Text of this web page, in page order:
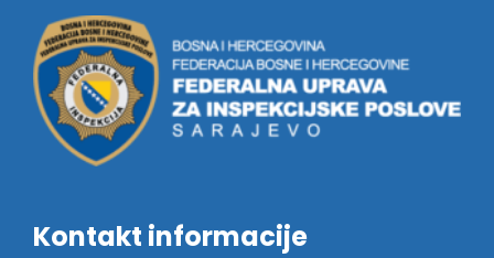
Kontakt informacije